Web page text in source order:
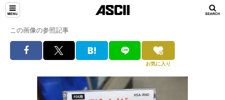
この画像の参照記事
お気に入り